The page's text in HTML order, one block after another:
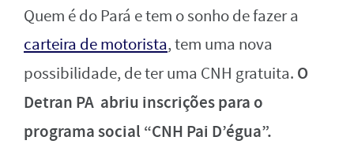
Quem é do Pará e tem o sonho de fazer a
carteira de motorista, tem uma nova
possibilidade, de ter uma CNH gratuita. O
Detran PA abriu inscrições para o
programa social “CNH Pai D’égua”.